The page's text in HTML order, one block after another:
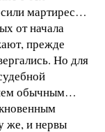
мартирес…
от начала
прежде
Но для
обычным…
же, и нервы